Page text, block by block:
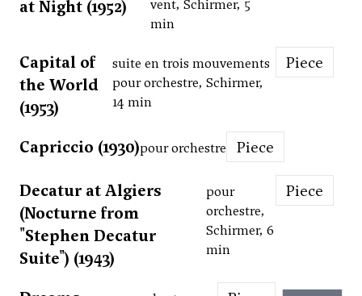
at Night (1952)
vent, Schirmer, 5
min
Capital of
the World
(1953)
suite en trois mouvements
pour orchestre, Schirmer,
14 min
Piece
Capriccio (1930)pour orchestre Piece
Decatur at Algiers
(Nocturne from
"Stephen Decatur
Suite") (1943)
pour
orchestre,
Schirmer, 6
min
Piece